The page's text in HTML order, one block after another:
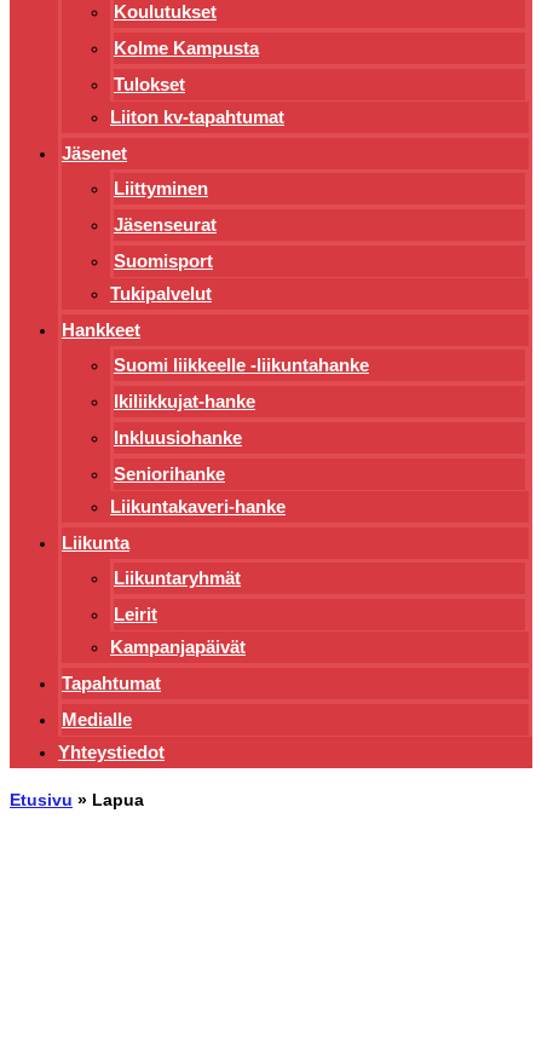
Koulutukset
Kolme Kampusta
Tulokset
Liiton kv-tapahtumat
Jäsenet
Liittyminen
Jäsenseurat
Suomisport
Tukipalvelut
Hankkeet
Suomi liikkeelle -liikuntahanke
Ikiliikkujat-hanke
Inkluusiohanke
Seniorihanke
Liikuntakaveri-hanke
Liikunta
Liikuntaryhmät
Leirit
Kampanjapäivät
Tapahtumat
Medialle
Yhteystiedot
Etusivu » Lapua